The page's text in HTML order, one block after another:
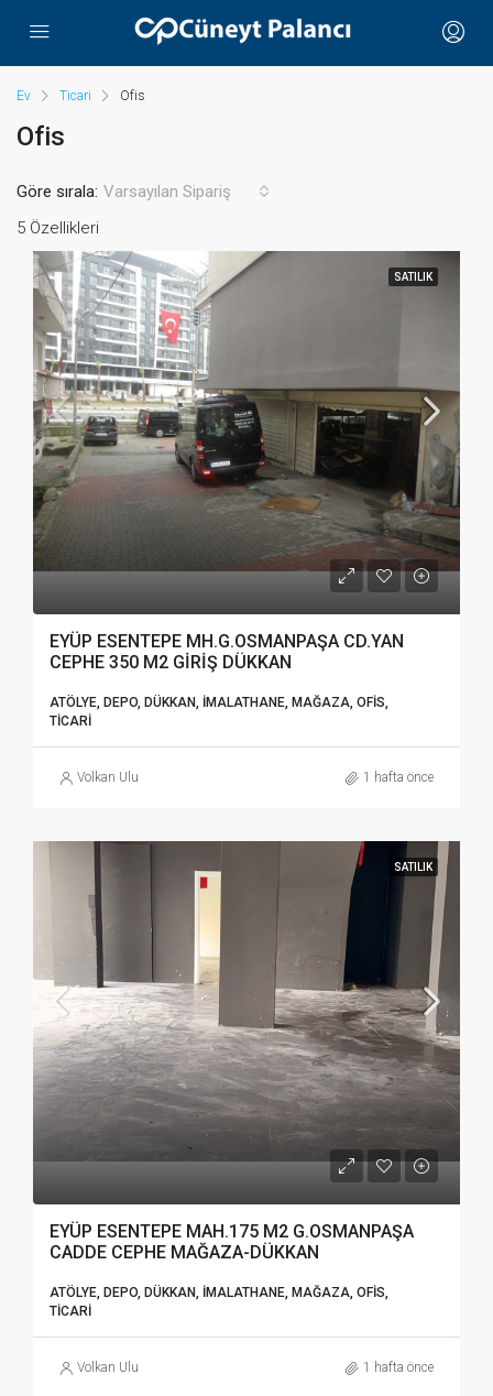
Ev Ticari Ofis
Ofis
5 Özellikleri
Göre sırala: Varsayılan Sipariş
SATILIK
EYÜP ESENTEPE MH.G.OSMANPAŞA CD.YAN
CEPHE 350 M2 GİRİŞ DÜKKAN
ATÖLYE, DEPO, DÜKKAN, İMALATHANE, MAĞAZA, OFIS,
TICARI
Volkan Ulu 1 hafta önce
SATILIK
EYÜP ESENTEPE MAH.175 M2 G.OSMANPAŞA
CADDE CEPHE MAĞAZA-DÜKKAN
ATÖLYE, DEPO, DÜKKAN, İMALATHANE, MAĞAZA, OFIS,
TICARI
Volkan Ulu 1 hafta önce